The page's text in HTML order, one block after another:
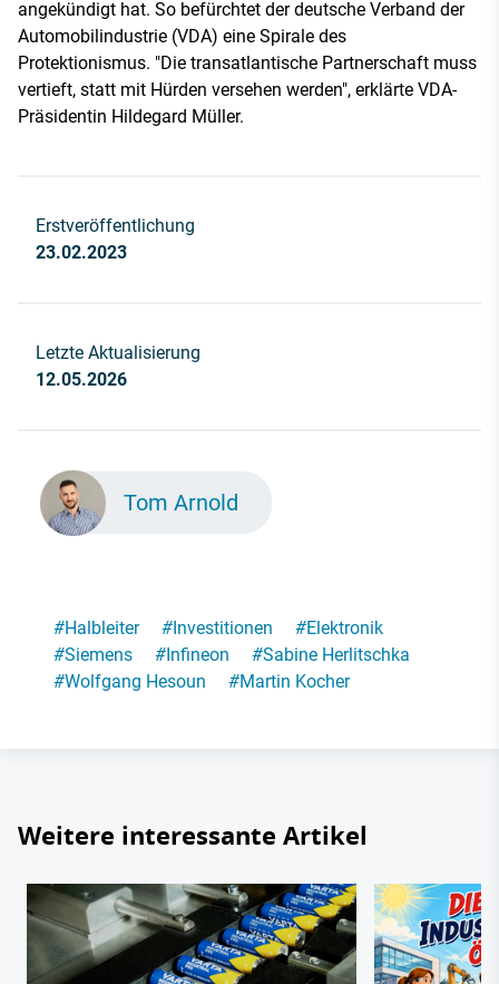
angekündigt hat. So befürchtet der deutsche Verband der
Automobilindustrie (VDA) eine Spirale des
Protektionismus. "Die transatlantische Partnerschaft muss
vertieft, statt mit Hürden versehen werden", erklärte VDA-
Präsidentin Hildegard Müller.
Erstveröffentlichung
23.02.2023
Letzte Aktualisierung
12.05.2026
Tom Arnold
#Halbleiter #Investitionen #Elektronik
#Siemens #Infineon #Sabine Herlitschka
#Wolfgang Hesoun #Martin Kocher
Weitere interessante Artikel